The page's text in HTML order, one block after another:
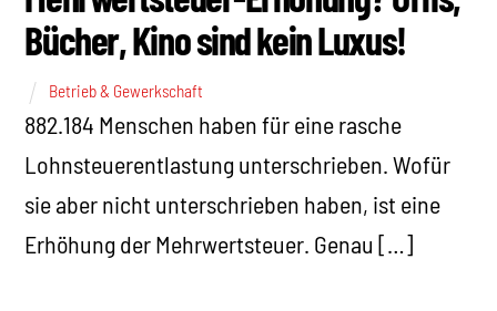
Bücher, Kino sind kein Luxus!
Betrieb & Gewerkschaft
882.184 Menschen haben für eine rasche
Lohnsteuerentlastung unterschrieben. Wofür
sie aber nicht unterschrieben haben, ist eine
Erhöhung der Mehrwertsteuer. Genau […]